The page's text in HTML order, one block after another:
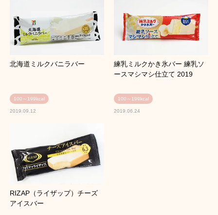
北海道ミルクバニラバー
100～199kcal
2019.09.12
練乳ミルクかき氷バー 練乳ソ
ースマシマシ仕立て 2019
100～199kcal
2019.06.24
RIZAP（ライザップ）チーズ
アイスバー